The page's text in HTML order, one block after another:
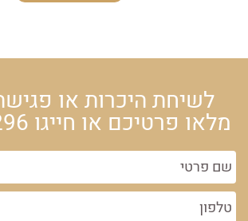
לשיחת היכרות או
מלאו פרטיכם או חייגו